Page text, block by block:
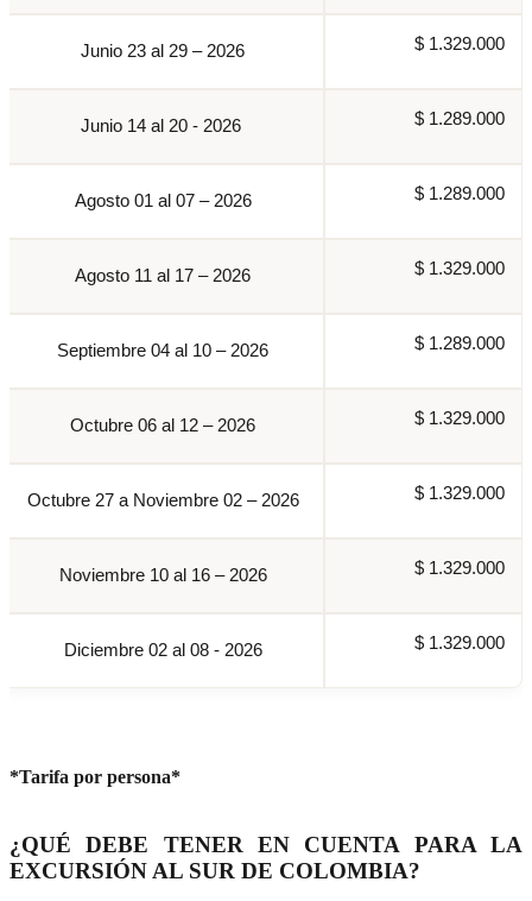
Junio 23 al 29 – 2026 $ 1.329.000
Junio 14 al 20 - 2026 $ 1.289.000
Agosto 01 al 07 – 2026 $ 1.289.000
Agosto 11 al 17 – 2026 $ 1.329.000
Septiembre 04 al 10 – 2026 $ 1.289.000
Octubre 06 al 12 – 2026 $ 1.329.000
Octubre 27 a Noviembre 02 – 2026 $ 1.329.000
Noviembre 10 al 16 – 2026 $ 1.329.000
Diciembre 02 al 08 - 2026 $ 1.329.000
*Tarifa por persona*
¿QUÉ DEBE TENER EN CUENTA PARA LA
EXCURSIÓN AL SUR DE COLOMBIA?